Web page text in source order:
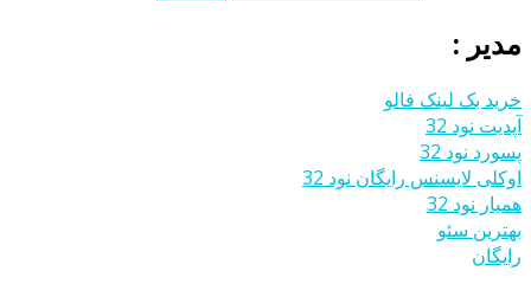
مدیر :
خرید بک لینک فالو
آپدیت نود 32
پسورد نود 32
اوکلی لایسنس رایگان نود 32
همیار نود 32
بهترین سئو
رایگان